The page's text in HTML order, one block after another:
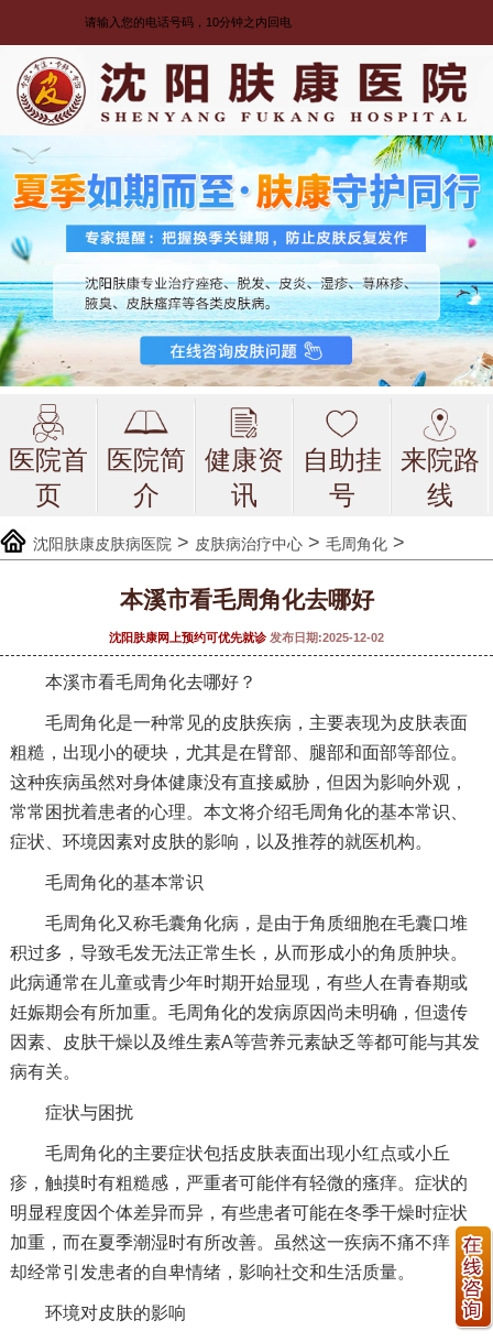
医院首
页
医院简
介
健康资
讯
自助挂
号
来院路
线
沈阳肤康皮肤病医院 > 皮肤病治疗中心 > 毛周角化 >
本溪市看毛周角化去哪好
沈阳肤康网上预约可优先就诊 发布日期:2025-12-02
本溪市看毛周角化去哪好？
毛周角化是一种常见的皮肤疾病，主要表现为皮肤表面
粗糙，出现小的硬块，尤其是在臂部、腿部和面部等部位。
这种疾病虽然对身体健康没有直接威胁，但因为影响外观，
常常困扰着患者的心理。本文将介绍毛周角化的基本常识、
症状、环境因素对皮肤的影响，以及推荐的就医机构。
毛周角化的基本常识
毛周角化又称毛囊角化病，是由于角质细胞在毛囊口堆
积过多，导致毛发无法正常生长，从而形成小的角质肿块。
此病通常在儿童或青少年时期开始显现，有些人在青春期或
妊娠期会有所加重。毛周角化的发病原因尚未明确，但遗传
因素、皮肤干燥以及维生素A等营养元素缺乏等都可能与其发
病有关。
症状与困扰
毛周角化的主要症状包括皮肤表面出现小红点或小丘
疹，触摸时有粗糙感，严重者可能伴有轻微的瘙痒。症状的
明显程度因个体差异而异，有些患者可能在冬季干燥时症状
加重，而在夏季潮湿时有所改善。虽然这一疾病不痛不痒，
却经常引发患者的自卑情绪，影响社交和生活质量。
环境对皮肤的影响